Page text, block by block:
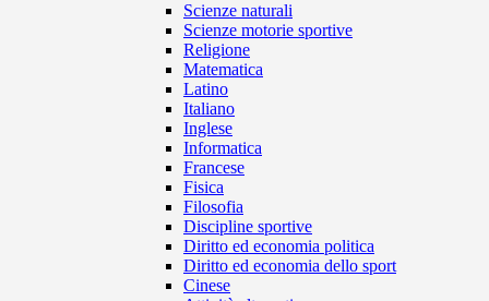
Scienze naturali
Scienze motorie sportive
Religione
Matematica
Latino
Italiano
Inglese
Informatica
Francese
Fisica
Filosofia
Discipline sportive
Diritto ed economia politica
Diritto ed economia dello sport
Cinese